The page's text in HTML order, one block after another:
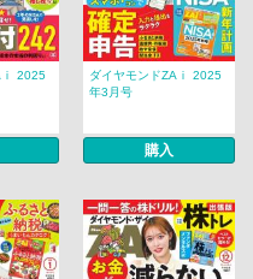
ｉ 2025
ダイヤモンドZAｉ 2025
年3月号
購入